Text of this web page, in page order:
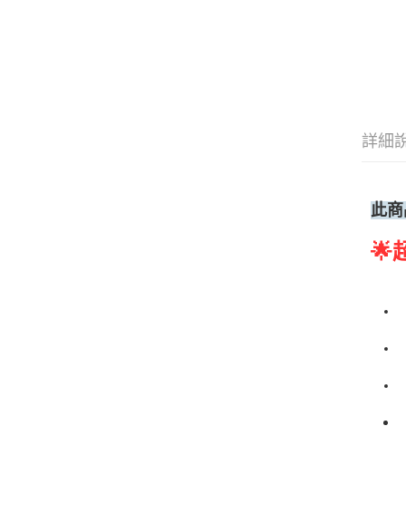
詳細
此
🌟